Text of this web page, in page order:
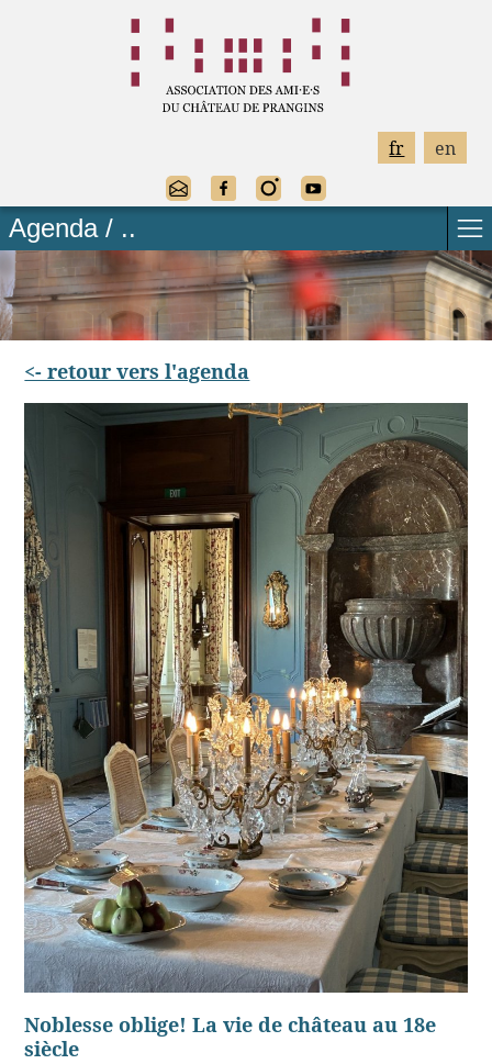
fr en
Agenda / ..
<- retour vers l'agenda
Noblesse oblige! La vie de château au 18e
siècle